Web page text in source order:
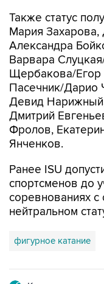
Также статус
Мария Захарова,
Александра
Варвара
Щербакова/Егор
Пасечник/Дарио
Девид
Дмитрий
Фролов,
Янченков.
Ранее ISU
спортсменов до
соревнованиях
нейтральном
фигурное катание